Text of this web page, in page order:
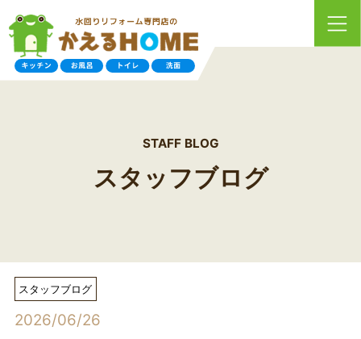
STAFF BLOG
スタッフブログ
スタッフブログ
2026/06/26